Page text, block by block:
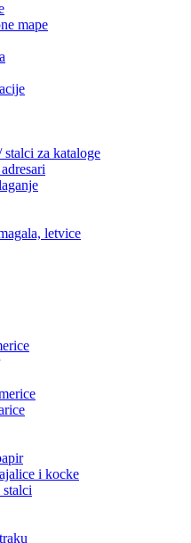
mape
stalci za kataloge
letvice
i kocke